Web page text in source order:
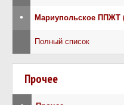
• Мариупольское
Полный список
Прочее